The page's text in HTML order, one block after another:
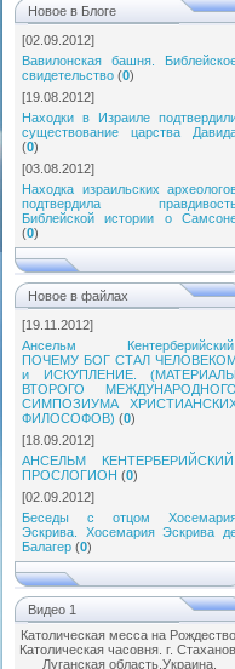
Новое в Блоге
[02.09.2012]
Вавилонская башня.
свидетельство (0)
[19.08.2012]
Находки в Израиле
существование царства
(0)
[03.08.2012]
Находка израильских
подтвердила
Библейской истории о
(0)
Новое в файлах
[19.11.2012]
Ансельм Кентерберийский.
ПОЧЕМУ БОГ СТАЛ
и ИСКУПЛЕНИЕ. (МАТЕРИАЛЫ
ВТОРОГО МЕЖДУНАРОДНОГО
СИМПОЗИУМА
ФИЛОСОФОВ) (0)
[18.09.2012]
АНСЕЛЬМ КЕНТЕРБЕРИЙСКИЙ.
ПРОСЛОГИОН (0)
[02.09.2012]
Беседы с отцом
Эскрива. Хосемария Эскрива
Балагер (0)
Видео 1
Католическая месса на Рождество.
Католическая часовня. г. Стаханов.
Луганская область.Украина.